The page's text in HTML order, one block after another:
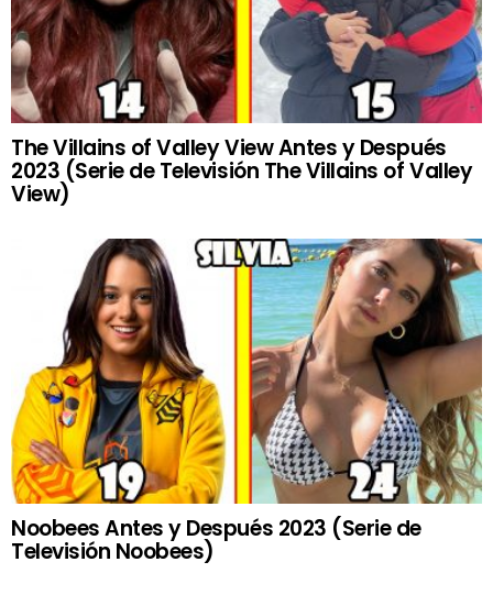
The Villains of Valley View Antes y Después
2023 (Serie de Televisión The Villains of Valley
View)
Noobees Antes y Después 2023 (Serie de
Televisión Noobees)